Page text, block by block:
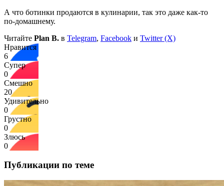
А что ботинки продаются в кулинарии, так это даже как-то
по-домашнему.
Читайте Plan B. в Telegram, Facebook и Twitter (X)
Нравится
6
Супер
0
Смешно
20
Удивительно
0
Грустно
0
Злюсь
0
Публикации по теме